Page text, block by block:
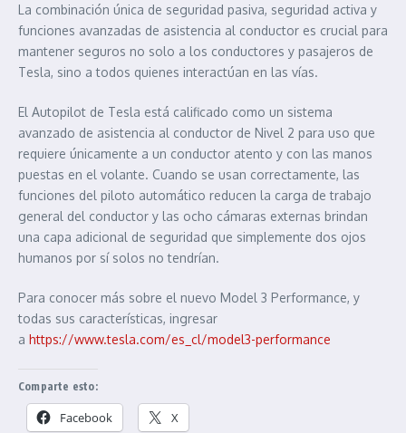
La combinación única de seguridad pasiva, seguridad activa y
funciones avanzadas de asistencia al conductor es crucial para
mantener seguros no solo a los conductores y pasajeros de
Tesla, sino a todos quienes interactúan en las vías.
El Autopilot de Tesla está calificado como un sistema
avanzado de asistencia al conductor de Nivel 2 para uso que
requiere únicamente a un conductor atento y con las manos
puestas en el volante. Cuando se usan correctamente, las
funciones del piloto automático reducen la carga de trabajo
general del conductor y las ocho cámaras externas brindan
una capa adicional de seguridad que simplemente dos ojos
humanos por sí solos no tendrían.
Para conocer más sobre el nuevo Model 3 Performance, y
todas sus características, ingresar
a https://www.tesla.com/es_cl/model3-performance
Comparte esto:
Facebook X